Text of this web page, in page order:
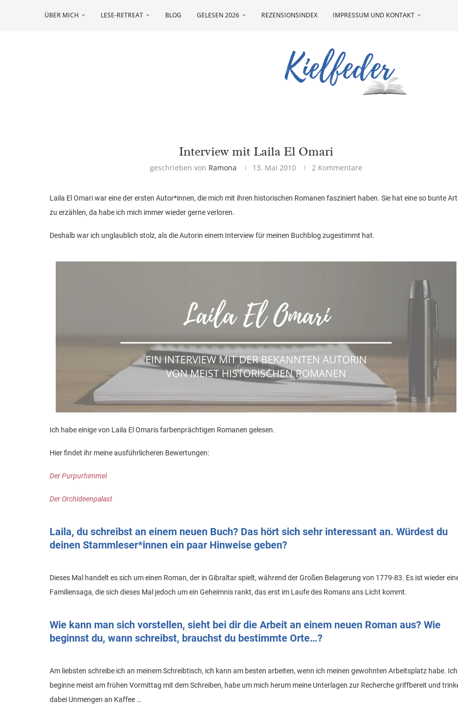
ÜBER MICH LESE-RETREAT BLOG GELESEN 2026 REZENSIONSINDEX IMPRESSUM UND KONTAKT
Interview mit Laila El Omari
geschrieben von Ramona 13. Mai 2010 2 Kommentare
Laila El Omari war eine der ersten Autor*innen, die mich mit ihren historischen Romanen fasziniert haben. Sie hat eine so bunte Art
zu erzählen, da habe ich mich immer wieder gerne verloren.
Deshalb war ich unglaublich stolz, als die Autorin einem Interview für meinen Buchblog zugestimmt hat.
Ich habe einige von Laila El Omaris farbenprächtigen Romanen gelesen.
Hier findet ihr meine ausführlicheren Bewertungen:
Der Purpurhimmel
Der Orchideenpalast
Laila, du schreibst an einem neuen Buch? Das hört sich sehr interessant an. Würdest du
deinen Stammleser*innen ein paar Hinweise geben?
Dieses Mal handelt es sich um einen Roman, der in Gibraltar spielt, während der Großen Belagerung von 1779-83. Es ist wieder
Familiensaga, die sich dieses Mal jedoch um ein Geheimnis rankt, das erst im Laufe des Romans ans Licht kommt.
Wie kann man sich vorstellen, sieht bei dir die Arbeit an einem neuen Roman aus? Wie
beginnst du, wann schreibst, brauchst du bestimmte Orte…?
Am liebsten schreibe ich an meinem Schreibtisch, ich kann am besten arbeiten, wenn ich meinen gewohnten Arbeitsplatz habe. Ich
beginne meist am frühen Vormittag mit dem Schreiben, habe um mich herum meine Unterlagen zur Recherche griffbereit und
dabei Unmengen an Kaffee …